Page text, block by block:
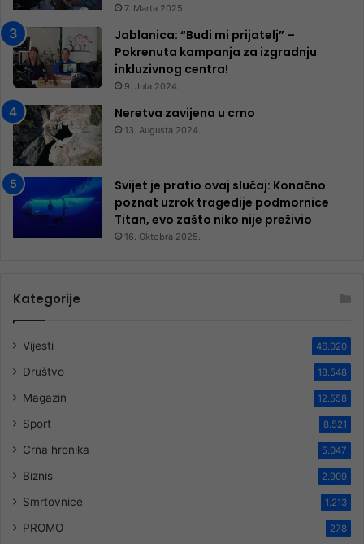
7. Marta 2025.
Jablanica: “Budi mi prijatelj” –
Pokrenuta kampanja za izgradnju
inkluzivnog centra!
9. Jula 2024.
Neretva zavijena u crno
13. Augusta 2024.
Svijet je pratio ovaj slučaj: Konačno
poznat uzrok tragedije podmornice
Titan, evo zašto niko nije preživio
16. Oktobra 2025.
Kategorije
Vijesti 46.020
Društvo 18.548
Magazin 12.558
Sport 8.521
Crna hronika 5.047
Biznis 2.909
Smrtovnice 1.213
PROMO 278